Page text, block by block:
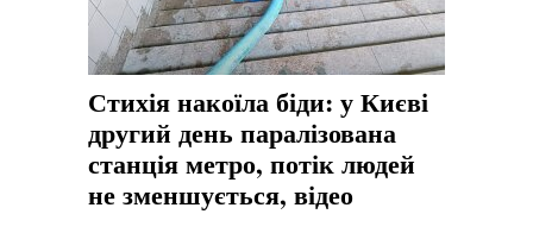
Стихія накоїла біди: у Києві
другий день паралізована
станція метро, потік людей
не зменшується, відео